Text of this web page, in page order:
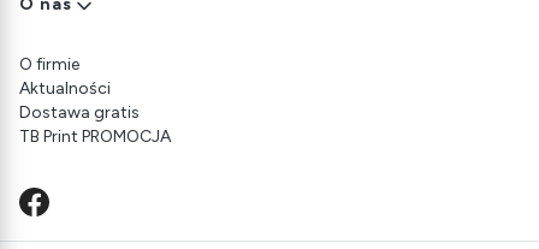
O nas
O firmie
Aktualności
Dostawa gratis
TB Print PROMOCJA